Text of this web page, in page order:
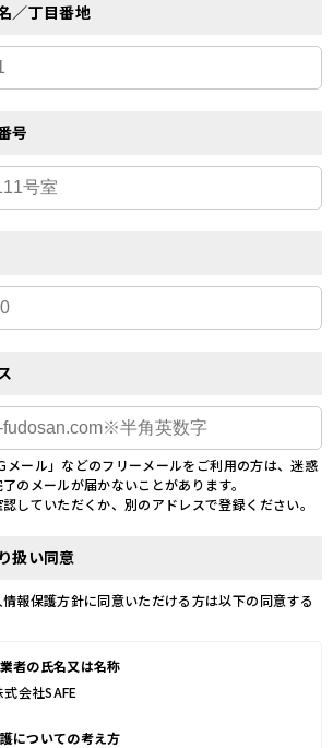
／丁目番地
号
メール」などのフリーメールをご利用の方は、迷惑
のメールが届かないことがあります。
していただくか、別のアドレスで登録ください。
扱い同意
報保護方針に同意いただける方は以下の同意する
者の氏名又は名称
会社SAFE
についての考え方